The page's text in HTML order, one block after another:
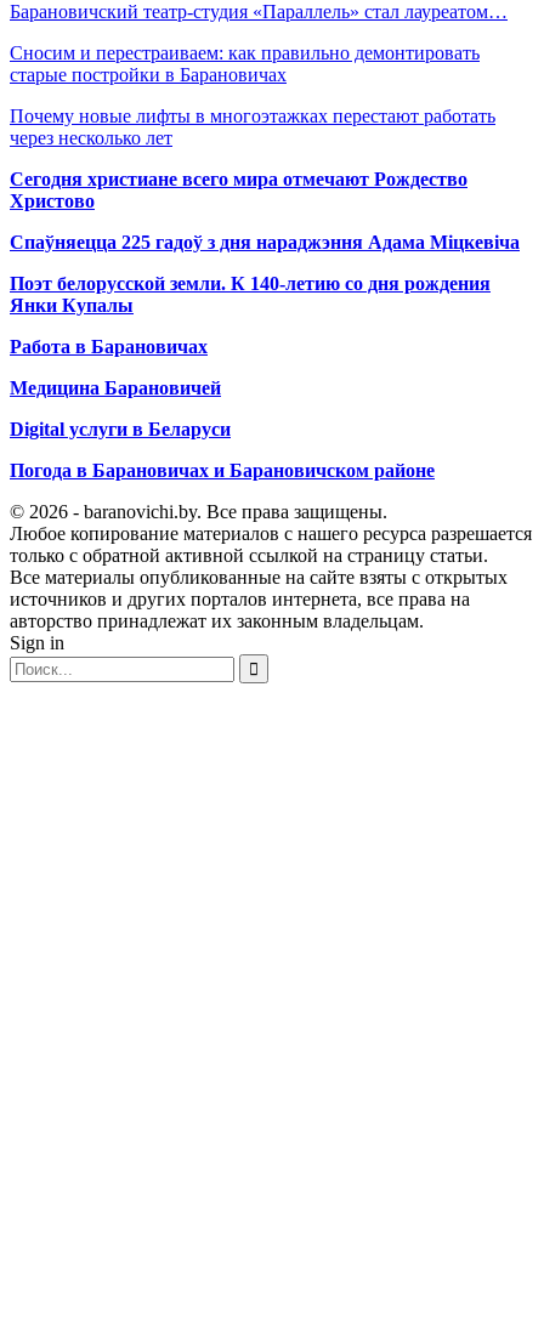
Барановичский театр-студия «Параллель» стал лауреатом…
Сносим и перестраиваем: как правильно демонтировать
старые постройки в Барановичах
Почему новые лифты в многоэтажках перестают работать
через несколько лет
Сегодня христиане всего мира отмечают Рождество
Христово
Спаўняецца 225 гадоў з дня нараджэння Адама Міцкевіча
Поэт белорусской земли. К 140-летию со дня рождения
Янки Купалы
Работа в Барановичах
Медицина Барановичей
Digital услуги в Беларуси
Погода в Барановичах и Барановичском районе
© 2026 - baranovichi.by. Все права защищены.
Любое копирование материалов с нашего ресурса разрешается
только с обратной активной ссылкой на страницу статьи.
Все материалы опубликованные на сайте взяты с открытых
источников и других порталов интернета, все права на
авторство принадлежат их законным владельцам.
Sign in